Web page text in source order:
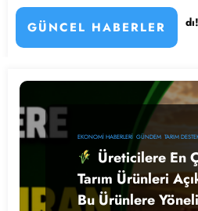
GÜNCEL HABERLER
Personel Alımı Başladı! İşte
EKONOMI HABERLERI GÜNDEM TARIM
Üreticilere En
Tarım Ürünleri
Bu Ürünlere